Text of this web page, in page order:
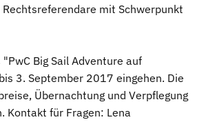
mit Schwerpunkt
Big Sail Adventure auf
3. September 2017 eingehen. Die
Übernachtung und Verpflegung
Kontakt für Fragen: Lena